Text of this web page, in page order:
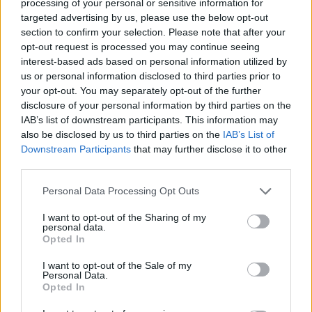
processing of your personal or sensitive information for
targeted advertising by us, please use the below opt-out
section to confirm your selection. Please note that after your
opt-out request is processed you may continue seeing
interest-based ads based on personal information utilized by
us or personal information disclosed to third parties prior to
your opt-out. You may separately opt-out of the further
disclosure of your personal information by third parties on the
IAB’s list of downstream participants. This information may
also be disclosed by us to third parties on the IAB’s List of
Downstream Participants that may further disclose it to other
Personal Data Processing Opt Outs
I want to opt-out of the Sharing of my
personal data.
Opted In
I want to opt-out of the Sale of my
Personal Data.
Opted In
rasističnimi, diskriminatornimi ali nezakonitimi vsebinami
bodo odstranjeni. Pravila komentiranja →
Failed to fetch
Prihajajoči dogodki
AVG
7
Pesem kita grbavca
18:00
7
Smrt Robina Hooda
20:30
Aktivne poletne počitnice z ustvarjalci Studia
08:00
AVG Večer pesmi Đorđa Balaševića